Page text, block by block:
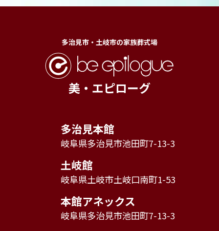
多治見市・土岐市の家族葬式場
美・エピローグ
多治見本館
岐阜県多治見市池田町7-13-3
土岐館
岐阜県土岐市土岐口南町1-53
本館アネックス
岐阜県多治見市池田町7-13-3